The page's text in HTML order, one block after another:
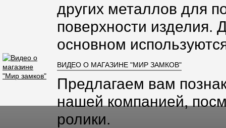
других металлов для
поверхности изделия.
основном
ВИДЕО О МАГАЗИНЕ "МИР ЗАМКОВ"
Предлагаем вам
нашей компанией,
ролики.